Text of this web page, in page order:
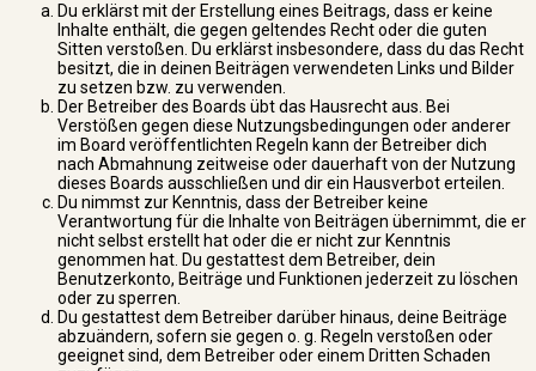
Du erklärst mit der Erstellung eines Beitrags, dass er keine
Inhalte enthält, die gegen geltendes Recht oder die guten
Sitten verstoßen. Du erklärst insbesondere, dass du das Recht
besitzt, die in deinen Beiträgen verwendeten Links und Bilder
zu setzen bzw. zu verwenden.
Der Betreiber des Boards übt das Hausrecht aus. Bei
Verstößen gegen diese Nutzungsbedingungen oder anderer
im Board veröffentlichten Regeln kann der Betreiber dich
nach Abmahnung zeitweise oder dauerhaft von der Nutzung
dieses Boards ausschließen und dir ein Hausverbot erteilen.
Du nimmst zur Kenntnis, dass der Betreiber keine
Verantwortung für die Inhalte von Beiträgen übernimmt, die er
nicht selbst erstellt hat oder die er nicht zur Kenntnis
genommen hat. Du gestattest dem Betreiber, dein
Benutzerkonto, Beiträge und Funktionen jederzeit zu löschen
oder zu sperren.
Du gestattest dem Betreiber darüber hinaus, deine Beiträge
abzuändern, sofern sie gegen o. g. Regeln verstoßen oder
geeignet sind, dem Betreiber oder einem Dritten Schaden